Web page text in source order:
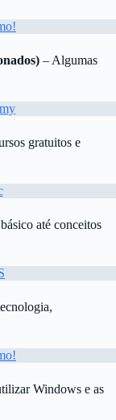
– Algumas
gratuitos e
até conceitos
Windows e as